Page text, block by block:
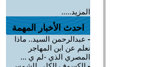
المزيد.....
احدث الأخبار المهمة
- عبدالرحمن السيد.. ماذا
نعلم عن ابن المهاجر
المصري الذي -لم ي ...